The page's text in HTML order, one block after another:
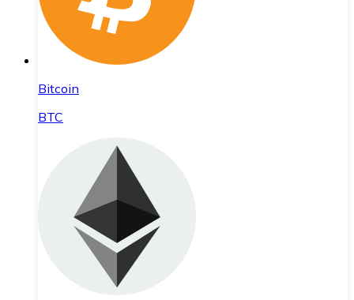
Bitcoin
BTC